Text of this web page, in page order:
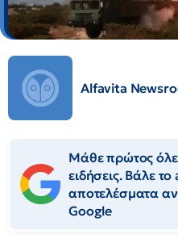
Alfavita
Μάθε πρώτος
ειδήσεις. Βάλε
αποτελέσματα
Google